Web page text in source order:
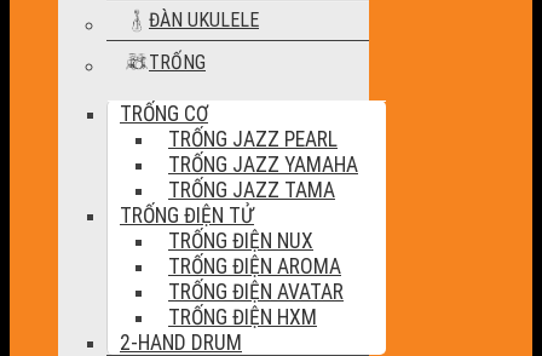
ĐÀN UKULELE
TRỐNG
TRỐNG CƠ
TRỐNG JAZZ PEARL
TRỐNG JAZZ YAMAHA
TRỐNG JAZZ TAMA
TRỐNG ĐIỆN TỬ
TRỐNG ĐIỆN NUX
TRỐNG ĐIỆN AROMA
TRỐNG ĐIỆN AVATAR
TRỐNG ĐIỆN HXM
2-HAND DRUM